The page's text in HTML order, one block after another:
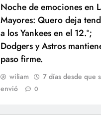
Noche de emociones en
Mayores: Quero deja
a los Yankees en el 12.º;
Dodgers y Astros
paso firme.
wiliam
7 días desde que
envió
0